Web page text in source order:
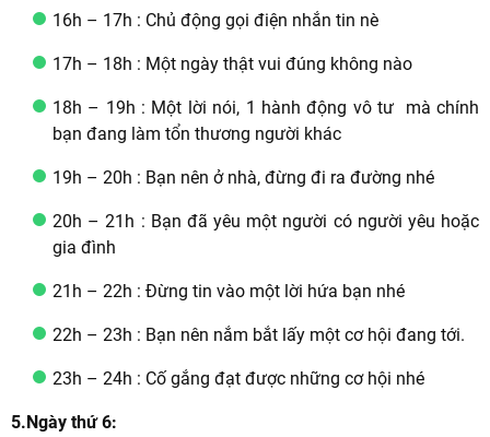
16h – 17h : Chủ động gọi điện nhắn tin nè
17h – 18h : Một ngày thật vui đúng không nào
18h – 19h : Một lời nói, 1 hành động vô tư mà chính
bạn đang làm tổn thương người khác
19h – 20h : Bạn nên ở nhà, đừng đi ra đường nhé
20h – 21h : Bạn đã yêu một người có người yêu hoặc
gia đình
21h – 22h : Đừng tin vào một lời hứa bạn nhé
22h – 23h : Bạn nên nắm bắt lấy một cơ hội đang tới.
23h – 24h : Cố gắng đạt được những cơ hội nhé
5.Ngày thứ 6: